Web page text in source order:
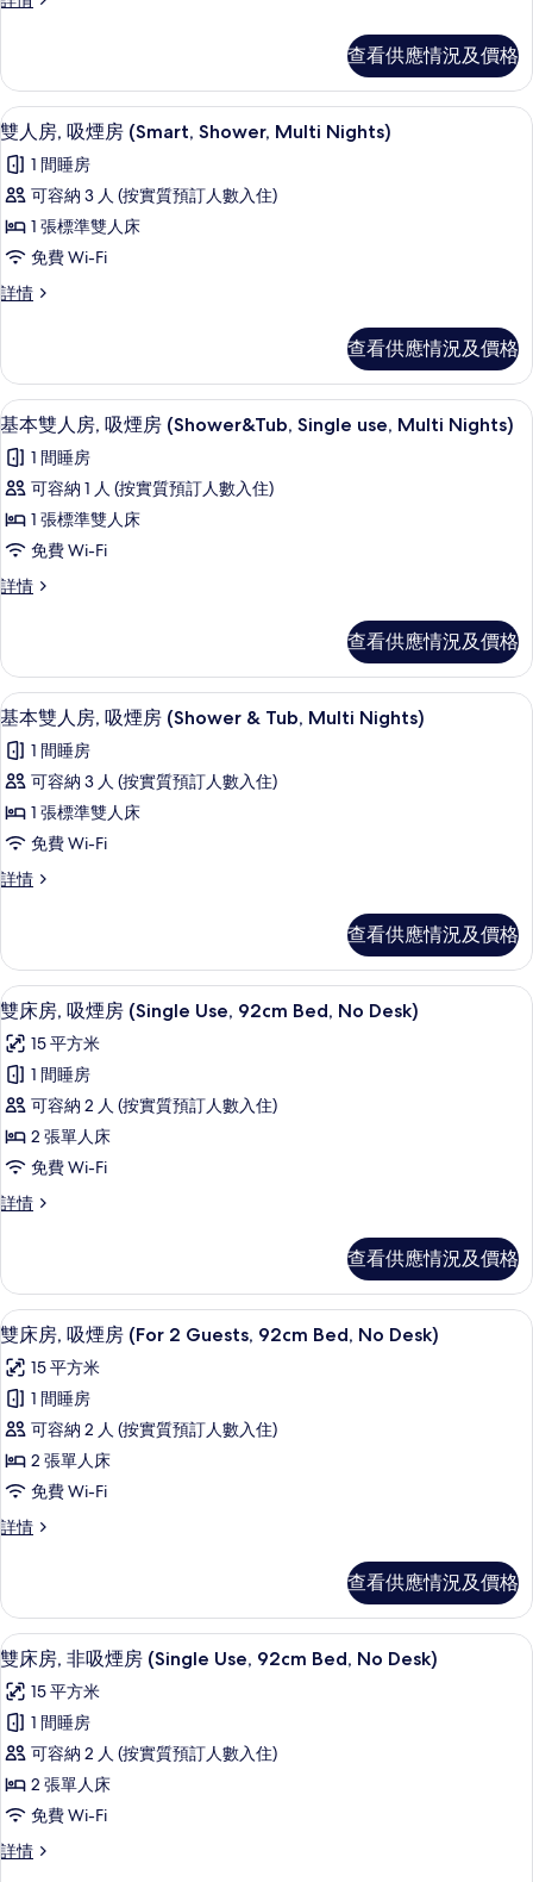
片
房,
煙
房
(Multi
Nights)
的
相
片
煙
房
(Multi
Nights)
詳
情
查看供應情況及價格
載
入
所
有
雙
房,
煙
房
(Smart,
Shower,
Multi
Nights)
的
片
4
雙人房, 吸煙房 (Smart, Shower, Multi Nights)
1 間睡房
可容納 3 人 (按實質預訂人數入住)
1 張標準雙人床
免費 Wi-Fi
詳情
雙
煙
房
(Smart,
Shower,
Multi
Nights)
情
查看供應情況及價格
載
入
所
有
基
雙
房,
吸
煙
房
(Shower&Tub,
Single
use,
Multi
Nights)
相
片
5
基本雙人房, 吸煙房 (Shower&Tub, Single use, Multi Nights)
1 間睡房
可容納 1 人 (按實質預訂人數入住)
1 張標準雙人床
免費 Wi-Fi
詳情
基
房,
吸
煙
(Shower&Tub,
Single
Multi
Nights)
情
查看供應情況及價格
載
入
所
有
基
雙
房,
吸
煙
房
(Shower
&
Tub,
Multi
的
片
5
基本雙人房, 吸煙房 (Shower & Tub, Multi Nights)
1 間睡房
可容納 3 人 (按實質預訂人數入住)
1 張標準雙人床
免費 Wi-Fi
詳情
基
房,
吸
煙
(Shower
&
Tub,
Multi
Nights)
詳
情
查看供應情況及價格
載
入
所
有
雙
床
吸
房
(Single
Use,
92cm
Bed,
No
Desk)
的
相
片
4
雙床房, 吸煙房 (Single Use, 92cm Bed, No Desk)
15 平方米
1 間睡房
可容納 2 人 (按實質預訂人數入住)
2 張單人床
免費 Wi-Fi
詳情
雙
煙
房
(Single
92cm
Bed,
No
Desk)
詳
情
查看供應情況及價格
載
入
所
有
雙
床
吸
房
(For
2
Guests,
92cm
Bed,
No
Desk)
的
相
4
雙床房, 吸煙房 (For 2 Guests, 92cm Bed, No Desk)
15 平方米
1 間睡房
可容納 2 人 (按實質預訂人數入住)
2 張單人床
免費 Wi-Fi
詳情
雙
煙
房
(For
Guests,
92cm
Bed,
No
Desk)
詳
情
查看供應情況及價格
載
入
所
有
雙
床
非
4
雙床房, 非吸煙房 (Single Use, 92cm Bed, No Desk)
15 平方米
1 間睡房
可容納 2 人 (按實質預訂人數入住)
2 張單人床
免費 Wi-Fi
詳情
雙